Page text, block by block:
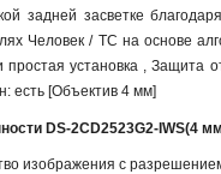
задней засветке
Человек / ТС на основе
простая установка , Защита
есть [Объектив 4 мм]
DS-2CD2523G2-IWS(4
изображения с